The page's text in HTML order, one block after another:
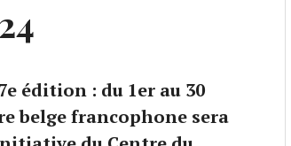
édition : du 1er au 30
belge francophone sera